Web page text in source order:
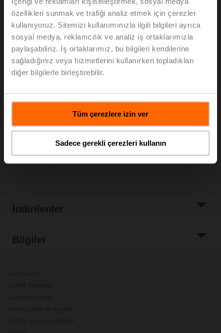
özellikleri sunmak ve trafiği analiz etmek için çerezler
kullanıyoruz. Sitemizi kullanımınızla ilgili bilgileri ayrıca
sosyal medya, reklamcılık ve analiz iş ortaklarımızla
paylaşabiliriz. İş ortaklarımız, bu bilgileri kendilerine
sağladığınız veya hizmetlerini kullanırken topladıkları
diğer bilgilerle birleştirebilir.
Tüm çerezlere izin ver
Sadece gerekli çerezleri kullanın
ZR2320
Boru bağlantı elemanı içten dişli küresel vana için,
DN 20, Rp 3/4", R 3/4"
Sepete ekle
Proje listesine
İndirilenler
Bilgiler